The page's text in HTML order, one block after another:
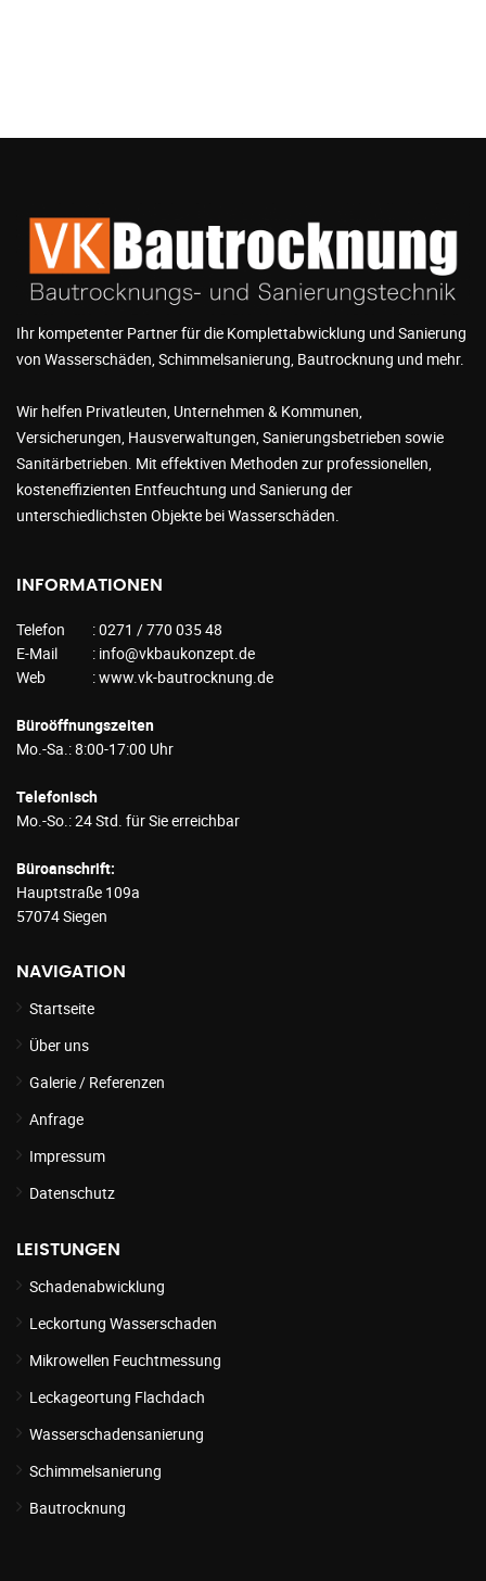
Ihr kompetenter Partner für die Komplettabwicklung und Sanierung
von Wasserschäden, Schimmelsanierung, Bautrocknung und mehr.
Wir helfen Privatleuten, Unternehmen & Kommunen,
Versicherungen, Hausverwaltungen, Sanierungsbetrieben sowie
Sanitärbetrieben. Mit effektiven Methoden zur professionellen,
kosteneffizienten Entfeuchtung und Sanierung der
unterschiedlichsten Objekte bei Wasserschäden.
INFORMATIONEN
Telefon
: 0271 / 770 035 48
E-Mail
: info@vkbaukonzept.de
Web
: www.vk-bautrocknung.de
Büroöffnungszeiten
Mo.-Sa.: 8:00-17:00 Uhr
Telefonisch
Mo.-So.: 24 Std. für Sie erreichbar
Büroanschrift:
Hauptstraße 109a
57074 Siegen
NAVIGATION
Startseite
Über uns
Galerie / Referenzen
Anfrage
Impressum
Datenschutz
LEISTUNGEN
Schadenabwicklung
Leckortung Wasserschaden
Mikrowellen Feuchtmessung
Leckageortung Flachdach
Wasserschadensanierung
Schimmelsanierung
Bautrocknung